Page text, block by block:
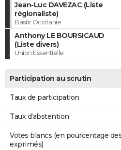
Jean-Luc DAVEZAC (Liste
régionaliste)
Bastir Occitanie
Anthony LE BOURSICAUD
(Liste divers)
Union Essentielle
Participation au scrutin
Taux de participation
Taux d'abstention
Votes blancs (en pourcentage
exprimés)